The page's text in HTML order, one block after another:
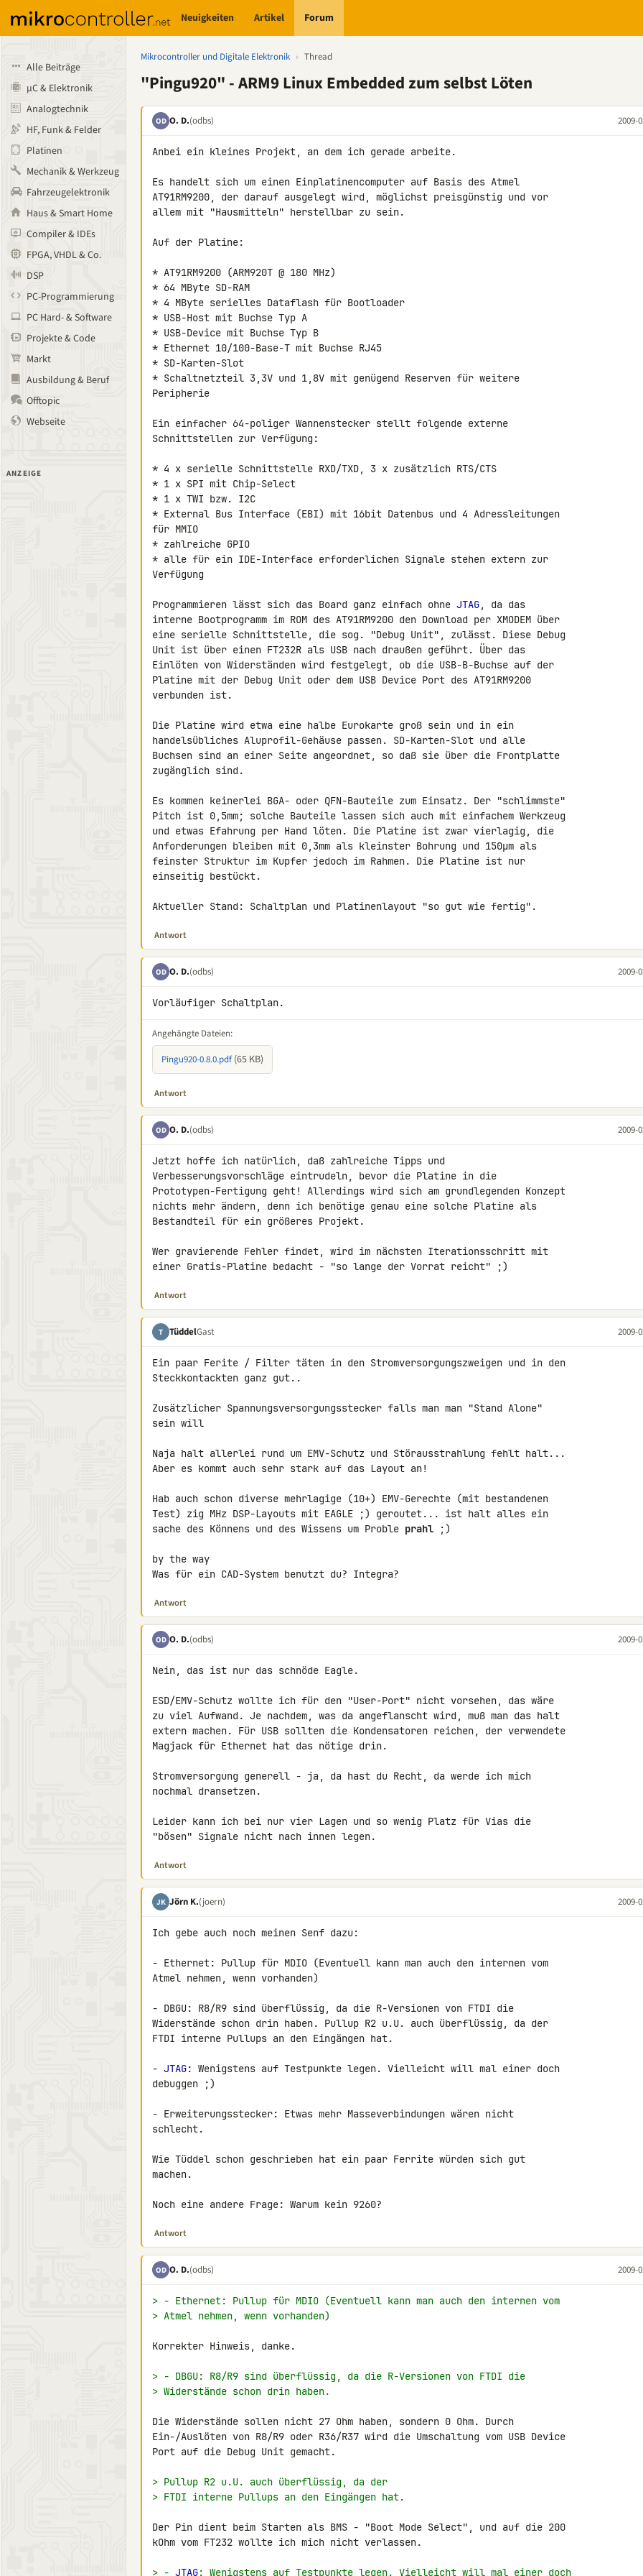
Neuigkeiten Artikel Forum
Alle Beiträge
µC & Elektronik
Analogtechnik
HF, Funk & Felder
Platinen
Mechanik & Werkzeug
Fahrzeugelektronik
Haus & Smart Home
Compiler & IDEs
FPGA, VHDL & Co.
DSP
PC-Programmierung
PC Hard- & Software
Projekte & Code
Markt
Ausbildung & Beruf
Offtopic
Webseite
ANZEIGE
Mikrocontroller und Digitale Elektronik › Thread
"Pingu920" - ARM9 Linux Embedded zum selbst Löten
OD O. D.(odbs) 2009-
Anbei ein kleines Projekt, an dem ich gerade arbeite.
Es handelt sich um einen Einplatinencomputer auf Basis des Atmel
AT91RM9200, der darauf ausgelegt wird, möglichst preisgünstig und vor
allem mit "Hausmitteln" herstellbar zu sein.
Auf der Platine:
* AT91RM9200 (ARM920T @ 180 MHz)
* 64 MByte SD-RAM
* 4 MByte serielles Dataflash für Bootloader
* USB-Host mit Buchse Typ A
* USB-Device mit Buchse Typ B
* Ethernet 10/100-Base-T mit Buchse RJ45
* SD-Karten-Slot
* Schaltnetzteil 3,3V und 1,8V mit genügend Reserven für weitere
Peripherie
Ein einfacher 64-poliger Wannenstecker stellt folgende externe
Schnittstellen zur Verfügung:
* 4 x serielle Schnittstelle RXD/TXD, 3 x zusätzlich RTS/CTS
* 1 x SPI mit Chip-Select
* 1 x TWI bzw. I2C
* External Bus Interface (EBI) mit 16bit Datenbus und 4 Adressleitungen
für MMIO
* zahlreiche GPIO
* alle für ein IDE-Interface erforderlichen Signale stehen extern zur
Verfügung
Programmieren lässt sich das Board ganz einfach ohne JTAG, da das
interne Bootprogramm im ROM des AT91RM9200 den Download per XMODEM über
eine serielle Schnittstelle, die sog. "Debug Unit", zulässt. Diese Debug
Unit ist über einen FT232R als USB nach draußen geführt. Über das
Einlöten von Widerständen wird festgelegt, ob die USB-B-Buchse auf der
Platine mit der Debug Unit oder dem USB Device Port des AT91RM9200
verbunden ist.
Die Platine wird etwa eine halbe Eurokarte groß sein und in ein
handelsübliches Aluprofil-Gehäuse passen. SD-Karten-Slot und alle
Buchsen sind an einer Seite angeordnet, so daß sie über die Frontplatte
zugänglich sind.
Es kommen keinerlei BGA- oder QFN-Bauteile zum Einsatz. Der "schlimmste"
Pitch ist 0,5mm; solche Bauteile lassen sich auch mit einfachem Werkzeug
und etwas Efahrung per Hand löten. Die Platine ist zwar vierlagig, die
Anforderungen bleiben mit 0,3mm als kleinster Bohrung und 150µm als
feinster Struktur im Kupfer jedoch im Rahmen. Die Platine ist nur
einseitig bestückt.
Aktueller Stand: Schaltplan und Platinenlayout "so gut wie fertig".
Antwort
OD O. D.(odbs) 2009-
Vorläufiger Schaltplan.
Angehängte Dateien:
Pingu920-0.8.0.pdf (65 KB)
Antwort
OD O. D.(odbs) 2009-
Jetzt hoffe ich natürlich, daß zahlreiche Tipps und
Verbesserungsvorschläge eintrudeln, bevor die Platine in die
Prototypen-Fertigung geht! Allerdings wird sich am grundlegenden Konzept
nichts mehr ändern, denn ich benötige genau eine solche Platine als
Bestandteil für ein größeres Projekt.
Wer gravierende Fehler findet, wird im nächsten Iterationsschritt mit
einer Gratis-Platine bedacht - "so lange der Vorrat reicht" ;)
Antwort
T TüddelGast 2009-
Ein paar Ferite / Filter täten in den Stromversorgungszweigen und in den
Steckkontackten ganz gut..
Zusätzlicher Spannungsversorgungsstecker falls man man "Stand Alone"
sein will
Naja halt allerlei rund um EMV-Schutz und Störausstrahlung fehlt halt...
Aber es kommt auch sehr stark auf das Layout an!
Hab auch schon diverse mehrlagige (10+) EMV-Gerechte (mit bestandenen
Test) zig MHz DSP-Layouts mit EAGLE ;) geroutet... ist halt alles ein
sache des Könnens und des Wissens um Proble prahl ;)
by the way
Was für ein CAD-System benutzt du? Integra?
Antwort
OD O. D.(odbs) 2009-
Nein, das ist nur das schnöde Eagle.
ESD/EMV-Schutz wollte ich für den "User-Port" nicht vorsehen, das wäre
zu viel Aufwand. Je nachdem, was da angeflanscht wird, muß man das halt
extern machen. Für USB sollten die Kondensatoren reichen, der verwendete
Magjack für Ethernet hat das nötige drin.
Stromversorgung generell - ja, da hast du Recht, da werde ich mich
nochmal dransetzen.
Leider kann ich bei nur vier Lagen und so wenig Platz für Vias die
"bösen" Signale nicht nach innen legen.
Antwort
JK Jörn K.(joern) 2009-
Ich gebe auch noch meinen Senf dazu:
- Ethernet: Pullup für MDIO (Eventuell kann man auch den internen vom
Atmel nehmen, wenn vorhanden)
- DBGU: R8/R9 sind überflüssig, da die R-Versionen von FTDI die
Widerstände schon drin haben. Pullup R2 u.U. auch überflüssig, da der
FTDI interne Pullups an den Eingängen hat.
- JTAG: Wenigstens auf Testpunkte legen. Vielleicht will mal einer doch
debuggen ;)
- Erweiterungsstecker: Etwas mehr Masseverbindungen wären nicht
schlecht.
Wie Tüddel schon geschrieben hat ein paar Ferrite würden sich gut
machen.
Noch eine andere Frage: Warum kein 9260?
Antwort
OD O. D.(odbs) 2009-
> - Ethernet: Pullup für MDIO (Eventuell kann man auch den internen vom
> Atmel nehmen, wenn vorhanden)
Korrekter Hinweis, danke.
> - DBGU: R8/R9 sind überflüssig, da die R-Versionen von FTDI die
> Widerstände schon drin haben.
Die Widerstände sollen nicht 27 Ohm haben, sondern 0 Ohm. Durch
Ein-/Auslöten von R8/R9 oder R36/R37 wird die Umschaltung vom USB Device
Port auf die Debug Unit gemacht.
> Pullup R2 u.U. auch überflüssig, da der
> FTDI interne Pullups an den Eingängen hat.
Der Pin dient beim Starten als BMS - "Boot Mode Select", und auf die 200
kOhm vom FT232 wollte ich mich nicht verlassen.
> - JTAG: Wenigstens auf Testpunkte legen. Vielleicht will mal einer doch